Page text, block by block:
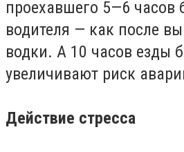
проехавшего 5—6 часов
водителя — как после
водки. А 10 часов езды
увеличивают риск
Действие стресса